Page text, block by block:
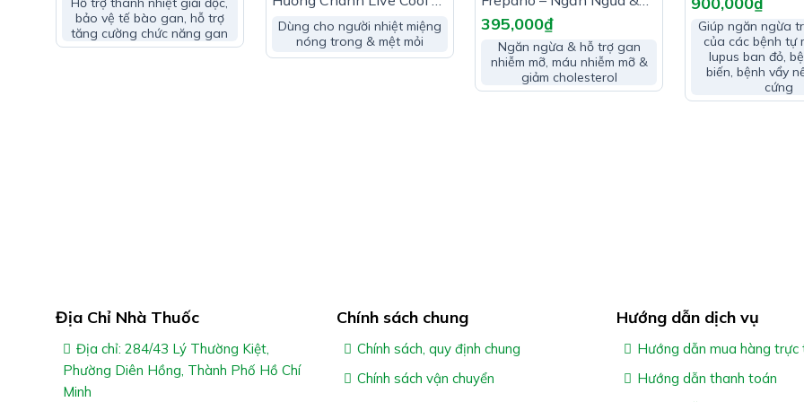
bảo vệ tế bào gan, hỗ trợ
tăng cường chức năng gan
Làm Từ Các Loại Thảo
Dược & Vitamin C
Dùng cho người nhiệt miệng
nóng trong & mệt mỏi
Hỗ Trợ Gan Nhiễm Mỡ &
Các Bệnh Về Tim Mạch
395,000₫
Ngăn ngừa & hỗ trợ gan
nhiễm mỡ, máu nhiễm mỡ &
giảm cholesterol
Bệnh Tự Miễn
Giúp ngăn ngừa
của các bệnh tự
lupus ban đỏ,
biến, bệnh vẩy
cứng
Địa Chỉ Nhà Thuốc
Địa chỉ: 284/43 Lý Thường Kiệt,
Phường Diên Hồng, Thành Phố Hồ Chí
Minh
Chính sách chung
Chính sách, quy định chung
Chính sách vận chuyển
Hướng dẫn dịch vụ
Hướng dẫn mua hàng trực
Hướng dẫn thanh toán